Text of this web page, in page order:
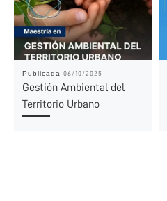
Publicada 06/10/2025
Gestión Ambiental del
Territorio Urbano